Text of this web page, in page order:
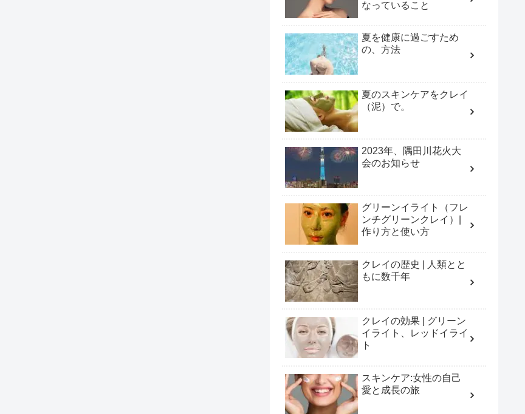
なっていること
夏を健康に過ごすため
の、方法
夏のスキンケアをクレイ
（泥）で。
2023年、隅田川花火大
会のお知らせ
グリーンイライト（フレ
ンチグリーンクレイ）|
作り方と使い方
クレイの歴史 | 人類とと
もに数千年
クレイの効果 | グリーン
イライト、レッドイライ
ト
スキンケア:女性の自己
愛と成長の旅